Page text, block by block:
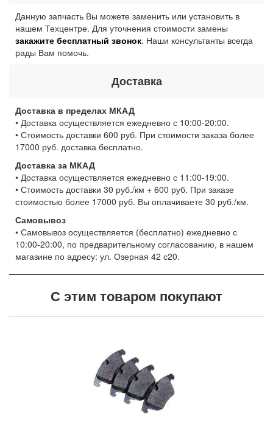
Данную запчасть Вы можете заменить или установить в
нашем Техцентре. Для уточнения стоимости замены
закажите бесплатный звонок. Наши консультанты всегда
рады Вам помочь.
Доставка
Доставка в пределах МКАД
• Доставка осуществляется ежедневно с 10:00-20:00.
• Стоимость доставки 600 руб. При стоимости заказа более
17000 руб. доставка бесплатно.
Доставка за МКАД
• Доставка осуществляется ежедневно с 11:00-19:00.
• Стоимость доставки 30 руб./км + 600 руб. При заказе
стоимостью более 17000 руб. Вы оплачиваете 30 руб./км.
Самовывоз
• Самовывоз осуществляется (бесплатно) ежедневно с
10:00-20:00, по предварительному согласованию, в нашем
магазине по адресу: ул. Озерная 42 с20.
С этим товаром покупают